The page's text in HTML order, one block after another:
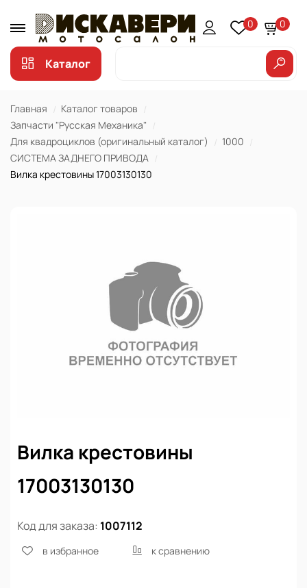
0 0
Каталог
Главная
Каталог товаров
Запчасти "Русская Механика"
Для квадроциклов (оригинальный каталог)
1000
СИСТЕМА ЗАДНЕГО ПРИВОДА
Вилка крестовины 17003130130
Вилка крестовины
17003130130
Код для заказа: 1007112
в избранное к сравнению